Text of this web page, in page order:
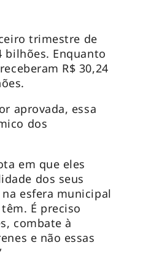
trimestre de
bilhões. Enquanto
R$ 30,24
aprovada, essa
dos
em que eles
dos seus
esfera municipal
É preciso
combate à
e não essas